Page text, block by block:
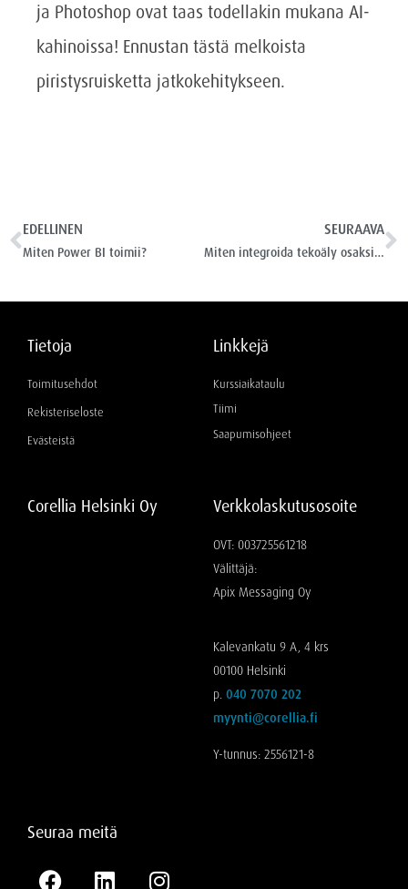
ja Photoshop ovat taas todellakin mukana AI-
kahinoissa! Ennustan tästä melkoista
piristysruisketta jatkokehitykseen.
EDELLINEN
Miten Power BI toimii?
SEURAAVA
Miten integroida tekoäly osaksi olemassa olevia työnkulkuja?
Tietoja
Toimitusehdot
Rekisteriseloste
Evästeistä
Linkkejä
Kurssiaikataulu
Tiimi
Saapumisohjeet
Corellia Helsinki Oy Verkkolaskutusosoite
OVT: 003725561218
Välittäjä:
Apix Messaging Oy
Kalevankatu 9 A, 4 krs
00100 Helsinki
p. 040 7070 202
myynti@corellia.fi
Y-tunnus: 2556121-8
Seuraa meitä